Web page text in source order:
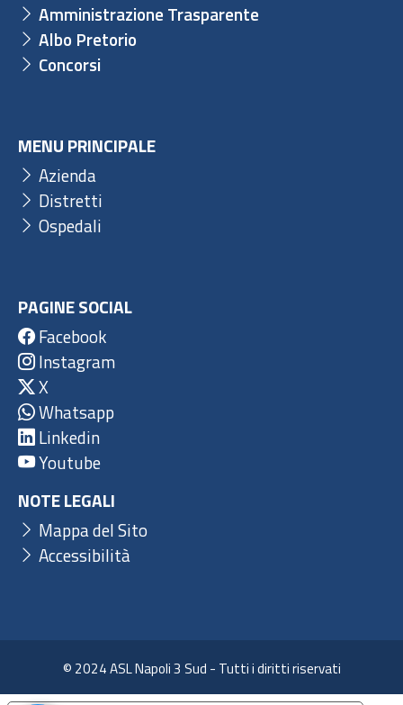
Amministrazione Trasparente
Albo Pretorio
Concorsi
MENU PRINCIPALE
Azienda
Distretti
Ospedali
PAGINE SOCIAL
Facebook
Instagram
X
Whatsapp
Linkedin
Youtube
NOTE LEGALI
Mappa del Sito
Accessibilità
© 2024 ASL Napoli 3 Sud - Tutti i diritti riservati